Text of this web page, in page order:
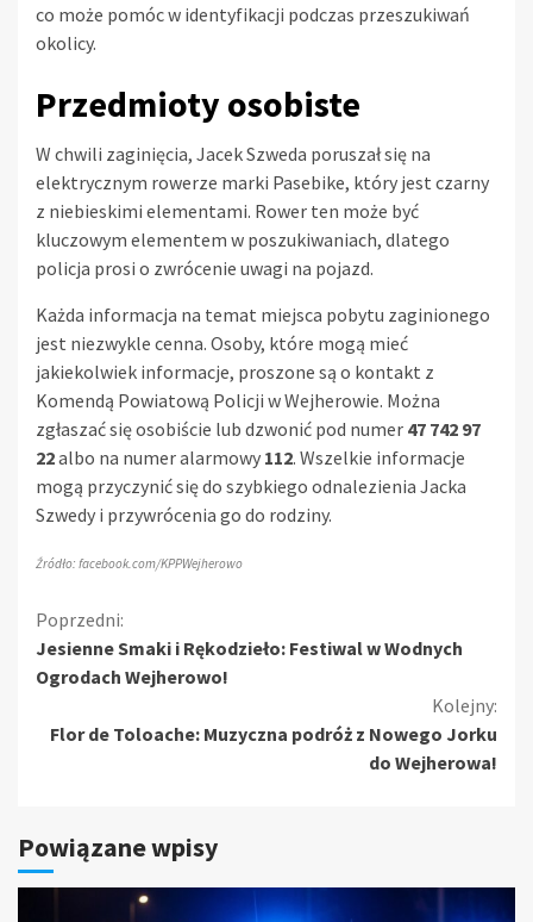
co może pomóc w identyfikacji podczas przeszukiwań
okolicy.
Przedmioty osobiste
W chwili zaginięcia, Jacek Szweda poruszał się na
elektrycznym rowerze marki Pasebike, który jest czarny
z niebieskimi elementami. Rower ten może być
kluczowym elementem w poszukiwaniach, dlatego
policja prosi o zwrócenie uwagi na pojazd.
Każda informacja na temat miejsca pobytu zaginionego
jest niezwykle cenna. Osoby, które mogą mieć
jakiekolwiek informacje, proszone są o kontakt z
Komendą Powiatową Policji w Wejherowie. Można
zgłaszać się osobiście lub dzwonić pod numer 47 742 97
22albo na numer alarmowy 112. Wszelkie informacje
mogą przyczynić się do szybkiego odnalezienia Jacka
Szwedy i przywrócenia go do rodziny.
Źródło: facebook.com/KPPWejherowo
Kontynuuj
czytanie
Poprzedni:
Jesienne Smaki i Rękodzieło: Festiwal w Wodnych
Ogrodach Wejherowo!
Kolejny:
Flor de Toloache: Muzyczna podróż z Nowego Jorku
do Wejherowa!
Powiązane wpisy